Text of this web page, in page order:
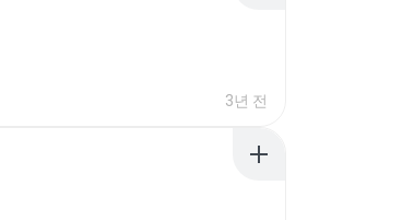
3년 전